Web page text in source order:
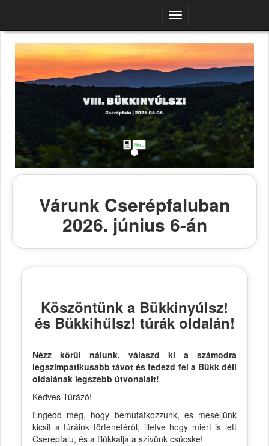
Navigációs
menü
Várunk Cserépfaluban
2026. június 6-án
Köszöntünk a Bükkinyúlsz!
és Bükkihűlsz! túrák oldalán!
Nézz körül nálunk, válaszd ki a számodra
legszimpatikusabb távot és fedezd fel a Bükk déli
oldalának legszebb útvonalait!
Kedves Túrázó!
Engedd meg, hogy bemutatkozzunk, és meséljünk
kicsit a túráink történetéről, illetve hogy miért is lett
Cserépfalu, és a Bükkalja a szívünk csücske!